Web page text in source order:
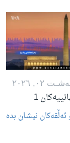
٢٠٢٦
1
نیشـان بده‌